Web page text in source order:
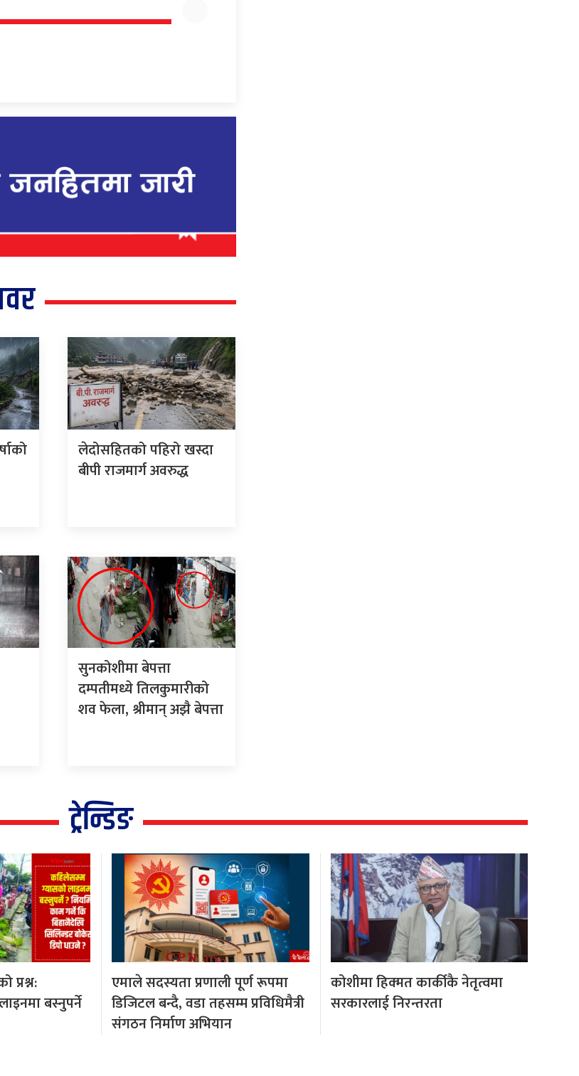
लेदोसहितको पहिरो खस्दा
बीपी राजमार्ग अवरुद्ध
सुनकोशीमा बेपत्ता
दम्पतीमध्ये तिलकुमारीको
शव फेला, श्रीमान् अझै बेपत्ता
ट्रेन्डिङ
प्रश्न:
बस्नुपर्ने
एमाले सदस्यता प्रणाली पूर्ण रूपमा
डिजिटल बन्दै, वडा तहसम्म प्रविधिमैत्री
संगठन निर्माण अभियान
कोशीमा हिक्मत कार्कीकै नेतृत्वमा
सरकारलाई निरन्तरता